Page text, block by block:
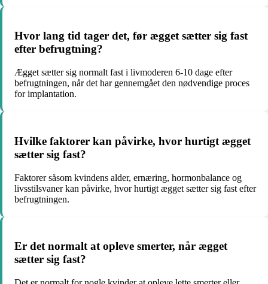
Hvor lang tid tager det, før ægget sætter sig fast
efter befrugtning?
Ægget sætter sig normalt fast i livmoderen 6-10 dage efter
befrugtningen, når det har gennemgået den nødvendige proces
for implantation.
Hvilke faktorer kan påvirke, hvor hurtigt ægget
sætter sig fast?
Faktorer såsom kvindens alder, ernæring, hormonbalance og
livsstilsvaner kan påvirke, hvor hurtigt ægget sætter sig fast efter
befrugtningen.
Er det normalt at opleve smerter, når ægget
sætter sig fast?